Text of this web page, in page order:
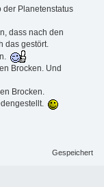
der Planetenstatus
dass nach den
das gestört.
Brocken. Und
Brocken.
Gespeichert